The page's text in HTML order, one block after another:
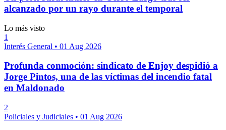
alcanzado por un rayo durante el temporal
Lo más visto
1
Interés General • 01 Aug 2026
Profunda conmoción: sindicato de Enjoy despidió a
Jorge Pintos, una de las víctimas del incendio fatal
en Maldonado
2
Policiales y Judiciales • 01 Aug 2026